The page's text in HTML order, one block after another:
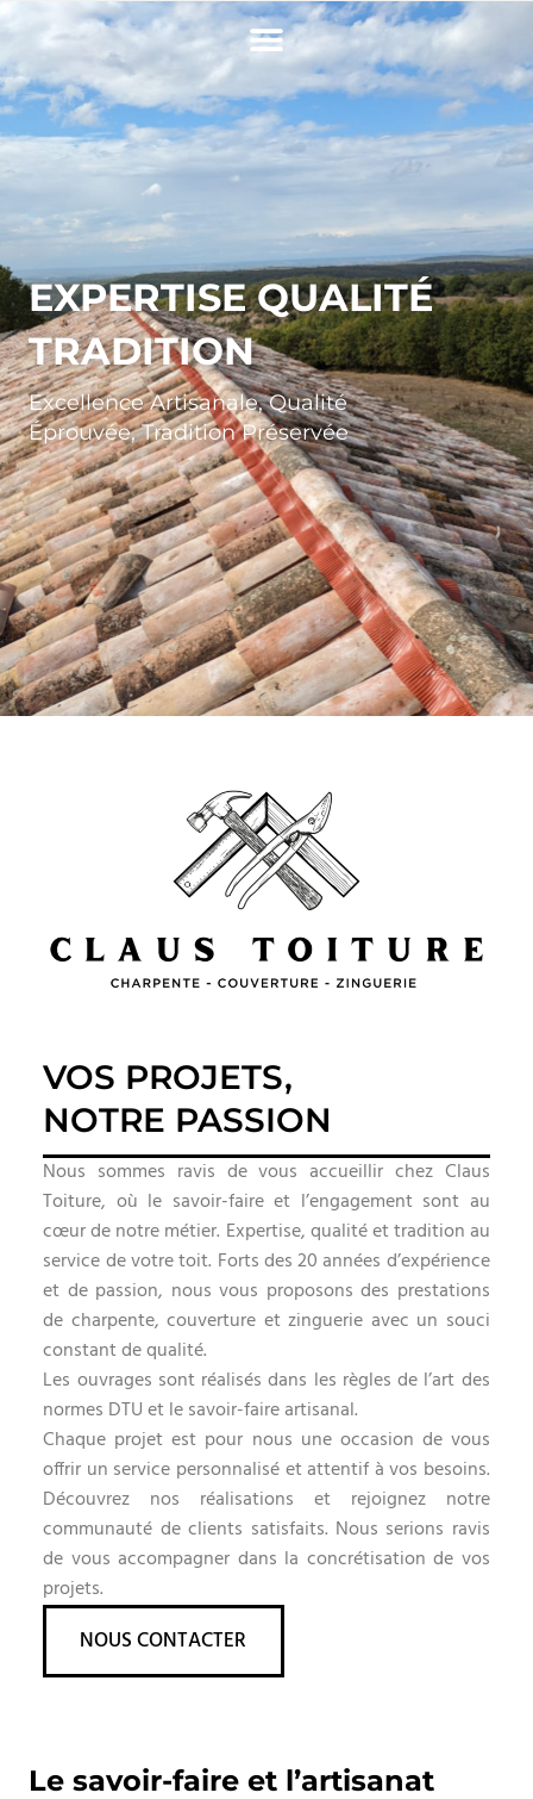
EXPERTISE QUALITÉ
TRADITION
Excellence Artisanale, Qualité
Éprouvée, Tradition Préservée
VOS PROJETS,
NOTRE PASSION
Nous sommes ravis de vous accueillir chez Claus
Toiture, où le savoir-faire et l’engagement sont au
cœur de notre métier. Expertise, qualité et tradition au
service de votre toit. Forts des 20 années d’expérience
et de passion, nous vous proposons des prestations
de charpente, couverture et zinguerie avec un souci
constant de qualité.
Les ouvrages sont réalisés dans les règles de l’art des
normes DTU et le savoir-faire artisanal.
Chaque projet est pour nous une occasion de vous
offrir un service personnalisé et attentif à vos besoins.
Découvrez nos réalisations et rejoignez notre
communauté de clients satisfaits. Nous serions ravis
de vous accompagner dans la concrétisation de vos
projets.
NOUS CONTACTER
Le savoir-faire et l’artisanat